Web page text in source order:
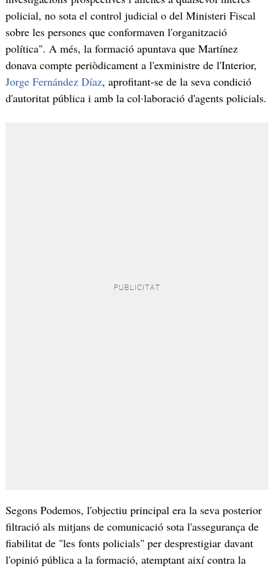
policial, no sota el control judicial o del Ministeri Fiscal
sobre les persones que conformaven l'organització
política". A més, la formació apuntava que Martínez
donava compte periòdicament a l'exministre de l'Interior,
Jorge Fernández Díaz, aprofitant-se de la seva condició
d'autoritat pública i amb la col·laboració d'agents policials.
Segons Podemos, l'objectiu principal era la seva posterior
filtració als mitjans de comunicació sota l'assegurança de
fiabilitat de "les fonts policials" per desprestigiar davant
l'opinió pública a la formació, atemptant així contra la